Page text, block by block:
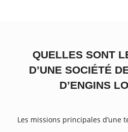
QUELLES SONT
D’UNE SOCIÉTÉ
D’ENGINS
Les missions principales d’une